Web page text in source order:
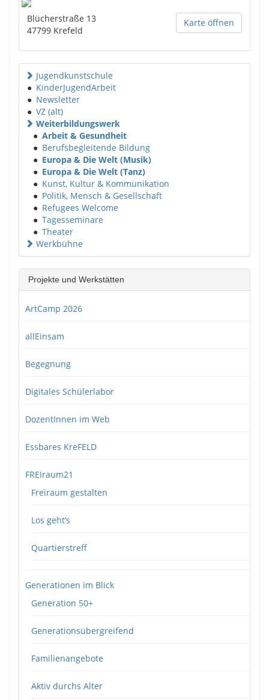
Karte öffnen
Blücherstraße 13
47799 Krefeld
Jugendkunstschule
● KinderJugendArbeit
● Newsletter
● VZ (alt)
Weiterbildungswerk
● Arbeit & Gesundheit
● Berufsbegleitende Bildung
● Europa & Die Welt (Musik)
● Europa & Die Welt (Tanz)
● Kunst, Kultur & Kommunikation
● Politik, Mensch & Gesellschaft
● Refugees Welcome
● Tagesseminare
● Theater
Werkbühne
Projekte und Werkstätten
ArtCamp 2026
allEinsam
Begegnung
Digitales Schülerlabor
DozentInnen im Web
Essbares KreFELD
FREIraum21
Freiraum gestalten
Los geht’s
Quartierstreff
Generationen im Blick
Generation 50+
Generationsübergreifend
Familienangebote
Aktiv durchs Alter